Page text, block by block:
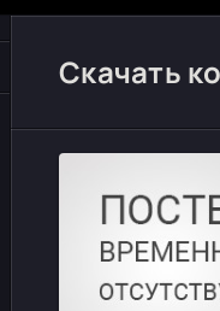
Скачать